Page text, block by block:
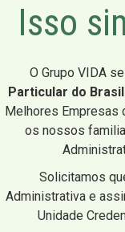
Isso
O Grupo VIDA
Particular do Brasil
Melhores Empresas
os nossos
Solicitamos
Administrativa e
Unidade